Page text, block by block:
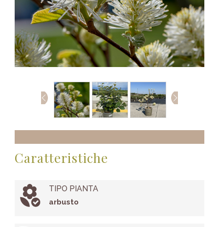
Caratteristiche
TIPO PIANTA
arbusto